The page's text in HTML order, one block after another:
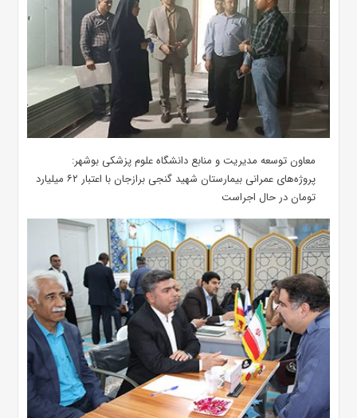
معاون توسعه مدیریت و منابع دانشگاه علوم پزشکی بوشهر:
پروژه‌های عمرانی بیمارستان شهید گنجی برازجان با اعتبار ۶۲ میلیارد
تومان در حال اجراست